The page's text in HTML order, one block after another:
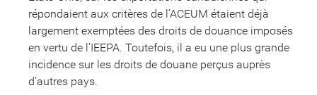
répondaient aux critères de l’ACEUM étaient déjà
largement exemptées des droits de douance imposés
en vertu de l’IEEPA. Toutefois, il a eu une plus grande
incidence sur les droits de douane perçus auprès
d’autres pays.